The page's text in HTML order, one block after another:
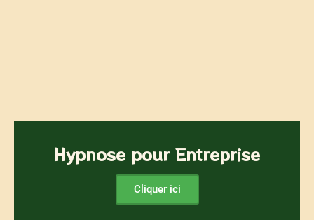
Hypnose pour Entreprise
Cliquer ici